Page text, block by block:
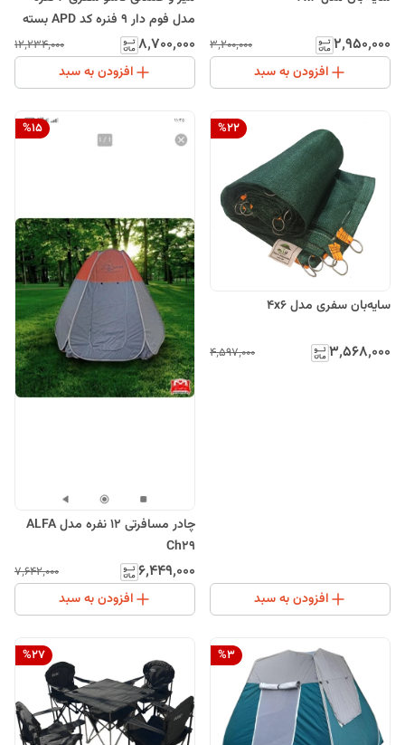
۲٬۹۵۰٬۰۰۰ ۳٬۲۰۰٬۰۰۰
افزودن به سبد
مدل فوم دار 9 فنره کد APD بسته
5 عددی
۸٬۷۰۰٬۰۰۰ ۱۲٬۲۳۴٬۰۰۰
افزودن به سبد
%22
سایه‌بان سفری مدل 4x6
۳٬۵۶۸٬۰۰۰ ۴٬۵۹۷٬۰۰۰
افزودن به سبد
%15
چادر مسافرتی 12 نفره مدل ALFA
Ch29
۶٬۴۴۹٬۰۰۰ ۷٬۶۴۲٬۰۰۰
افزودن به سبد
%3
%27